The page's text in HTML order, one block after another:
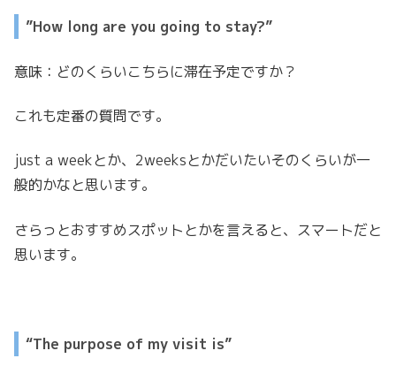
”How long are you going to stay?”
意味：どのくらいこちらに滞在予定ですか？
これも定番の質問です。
just a weekとか、2weeksとかだいたいそのくらいが一
般的かなと思います。
さらっとおすすめスポットとかを言えると、スマートだと
思います。
“The purpose of my visit is”